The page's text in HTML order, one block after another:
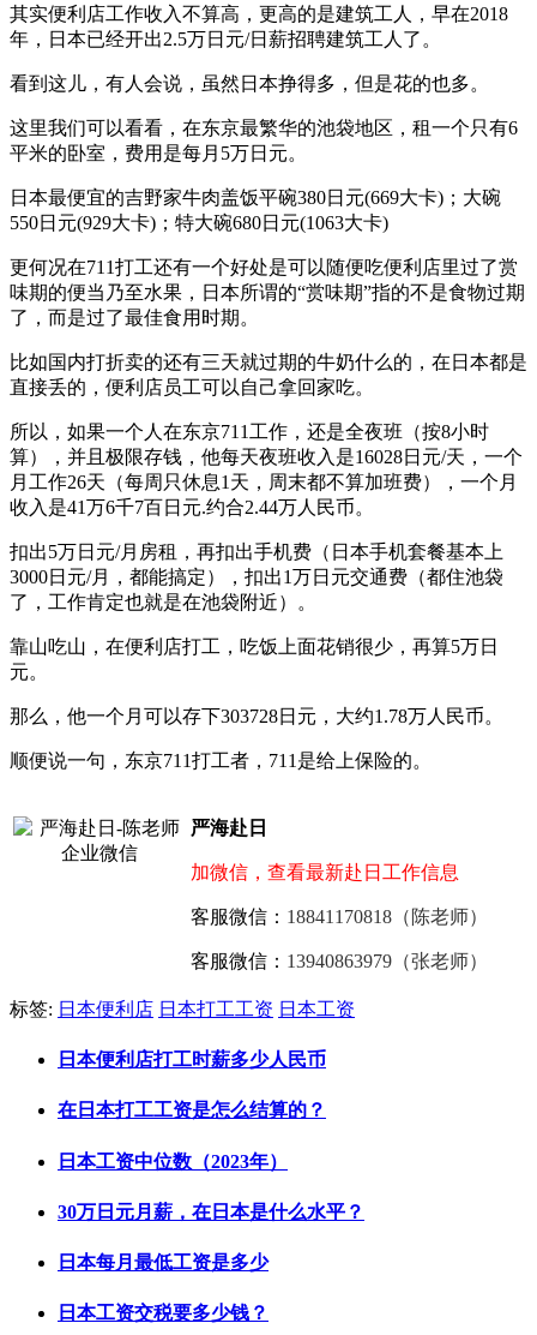
其实便利店工作收入不算高，更高的是建筑工人，早在2018
年，日本已经开出2.5万日元/日薪招聘建筑工人了。
看到这儿，有人会说，虽然日本挣得多，但是花的也多。
这里我们可以看看，在东京最繁华的池袋地区，租一个只有6
平米的卧室，费用是每月5万日元。
日本最便宜的吉野家牛肉盖饭平碗380日元(669大卡)；大碗
550日元(929大卡)；特大碗680日元(1063大卡)
更何况在711打工还有一个好处是可以随便吃便利店里过了赏
味期的便当乃至水果，日本所谓的“赏味期”指的不是食物过期
了，而是过了最佳食用时期。
比如国内打折卖的还有三天就过期的牛奶什么的，在日本都是
直接丢的，便利店员工可以自己拿回家吃。
所以，如果一个人在东京711工作，还是全夜班（按8小时
算），并且极限存钱，他每天夜班收入是16028日元/天，一个
月工作26天（每周只休息1天，周末都不算加班费），一个月
收入是41万6千7百日元.约合2.44万人民币。
扣出5万日元/月房租，再扣出手机费（日本手机套餐基本上
3000日元/月，都能搞定），扣出1万日元交通费（都住池袋
了，工作肯定也就是在池袋附近）。
靠山吃山，在便利店打工，吃饭上面花销很少，再算5万日
元。
那么，他一个月可以存下303728日元，大约1.78万人民币。
顺便说一句，东京711打工者，711是给上保险的。
严海赴日
加微信，查看最新赴日工作信息
客服微信： 18841170818（陈老师）
客服微信： 13940863979（张老师）
标签: 日本便利店 日本打工工资 日本工资
日本便利店打工时薪多少人民币
在日本打工工资是怎么结算的？
日本工资中位数（2023年）
30万日元月薪，在日本是什么水平？
日本每月最低工资是多少
日本工资交税要多少钱？